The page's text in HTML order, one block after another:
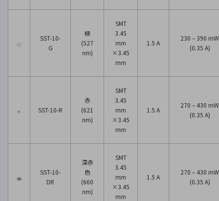
SST-10-
G
緑
(527
nm)
SMT
3.45
mm
×3.45
mm
1.5 A
230 – 390 mW
(0.35 A)
SST-10-R
赤
(621
nm)
SMT
3.45
mm
×3.45
mm
1.5 A
270 – 430 mW
(0.35 A)
SST-10-
DR
深赤
色
(660
nm)
SMT
3.45
mm
×3.45
mm
1.5 A
270 – 430 mW
(0.35 A)